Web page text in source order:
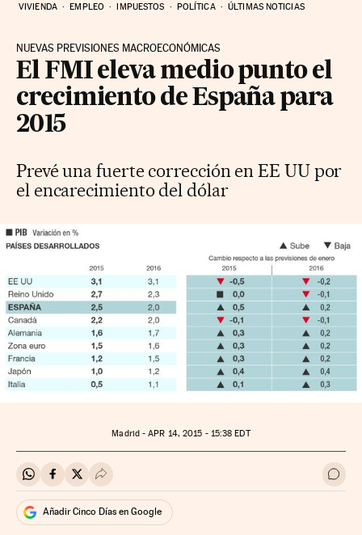
VIVIENDA EMPLEO IMPUESTOS POLÍTICA ÚLTIMAS NOTICIAS
NUEVAS PREVISIONES MACROECONÓMICAS
El FMI eleva medio punto el
crecimiento de España para
2015
Prevé una fuerte corrección en EE UU por
el encarecimiento del dólar
Madrid -APR 14, 2015 - 15:38 EDT
Compartir en Whatsapp
Compartir en Facebook
Compartir en Twitter
Desplegar Redes Sociales Ir a
Añadir Cinco Días en Google